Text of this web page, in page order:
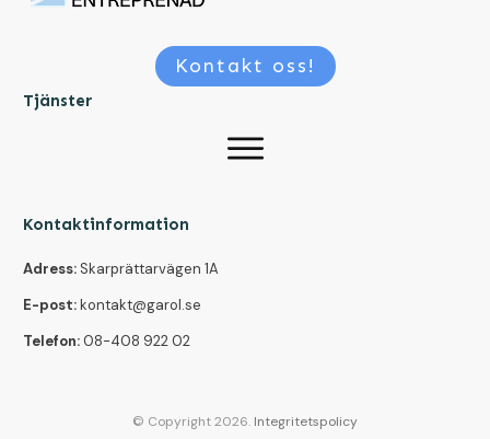
Kontakt oss!
Tjänster
Kontaktinformation
Adress:Skarprättarvägen 1A
E-post:kontakt@garol.se
Telefon: 08-408 922 02
© Copyright2026. Integritetspolicy